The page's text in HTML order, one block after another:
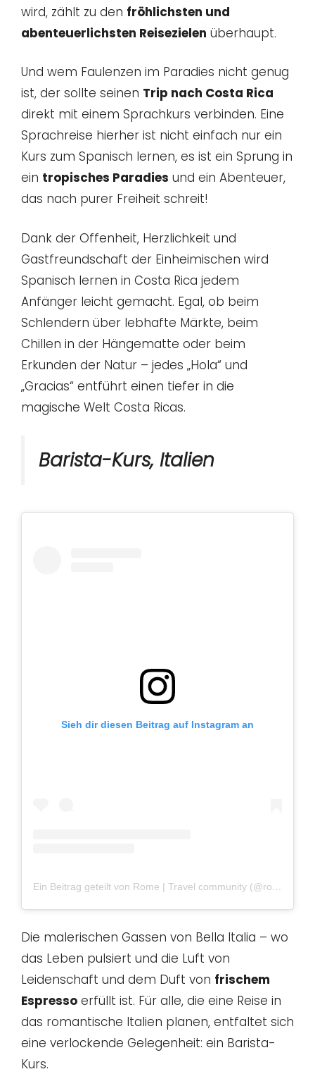
wird, zählt zu den fröhlichsten und
abenteuerlichsten Reisezielen überhaupt.
Und wem Faulenzen im Paradies nicht genug
ist, der sollte seinen Trip nach Costa Rica
direkt mit einem Sprachkurs verbinden. Eine
Sprachreise hierher ist nicht einfach nur ein
Kurs zum Spanisch lernen, es ist ein Sprung in
ein tropisches Paradies und ein Abenteuer,
das nach purer Freiheit schreit!
Dank der Offenheit, Herzlichkeit und
Gastfreundschaft der Einheimischen wird
Spanisch lernen in Costa Rica jedem
Anfänger leicht gemacht. Egal, ob beim
Schlendern über lebhafte Märkte, beim
Chillen in der Hängematte oder beim
Erkunden der Natur – jedes „Hola“ und
„Gracias“ entführt einen tiefer in die
magische Welt Costa Ricas.
Barista-Kurs, Italien
Sieh dir diesen Beitrag auf Instagram an
Ein Beitrag geteilt von Rome | Travel community (@romecityworld)
Die malerischen Gassen von Bella Italia – wo
das Leben pulsiert und die Luft von
Leidenschaft und dem Duft von frischem
Espresso erfüllt ist. Für alle, die eine Reise in
das romantische Italien planen, entfaltet sich
eine verlockende Gelegenheit: ein Barista-
Kurs.